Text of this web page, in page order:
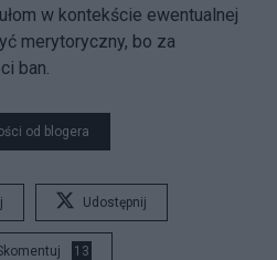
w kontekście ewentualnej
merytoryczny, bo za
ban.
od blogera
Udostępnij
13